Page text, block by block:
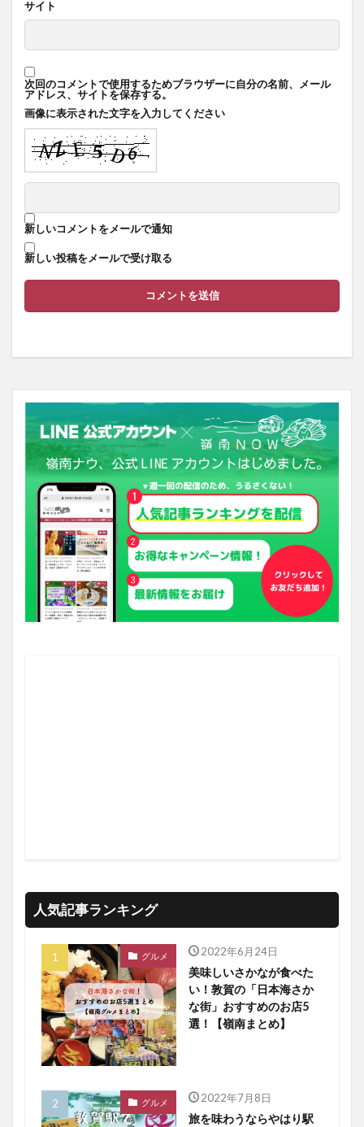
サイト
次回のコメントで使用するためブラウザーに自分の名前、メール
アドレス、サイトを保存する。
画像に表示された文字を入力してください
新しいコメントをメールで通知
新しい投稿をメールで受け取る
人気記事ランキング
グルメ 2022年6月24日
美味しいさかなが食べた
い！敦賀の「日本海さか
な街」おすすめのお店5
選！【嶺南まとめ】
グルメ 2022年7月8日
旅を味わうならやはり駅